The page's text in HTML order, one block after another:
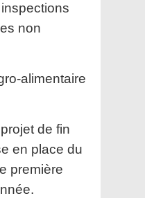
non
alimentaire
de fin
en place du
première